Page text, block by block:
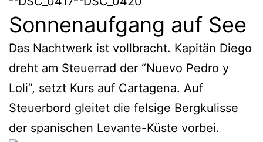
Sonnenaufgang auf See
Das Nachtwerk ist vollbracht. Kapitän Diego
dreht am Steuerrad der “Nuevo Pedro y
Loli”, setzt Kurs auf Cartagena. Auf
Steuerbord gleitet die felsige Bergkulisse
der spanischen Levante-Küste vorbei.